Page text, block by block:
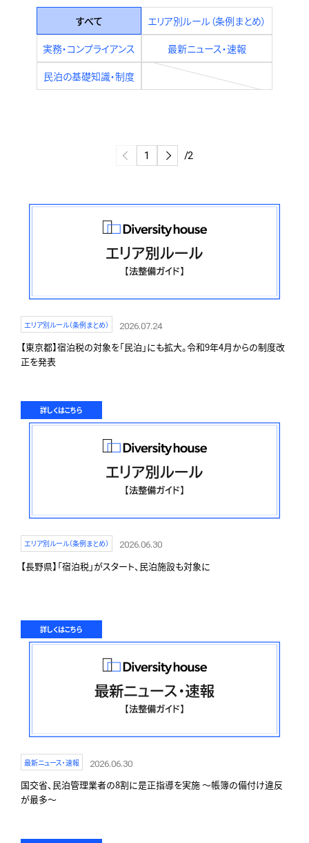
すべて
エリア別ルール（条例まとめ）
実務・コンプライアンス
最新ニュース・速報
民泊の基礎知識・制度
/2
エリア別ルール（条例まとめ） 2026.07.24
【東京都】宿泊税の対象を「民泊」にも拡大。令和9年4月からの制度改
正を発表
詳しくはこちら
エリア別ルール（条例まとめ） 2026.06.30
【長野県】「宿泊税」がスタート、民泊施設も対象に
詳しくはこちら
最新ニュース・速報 2026.06.30
国交省、民泊管理業者の8割に是正指導を実施 〜帳簿の備付け違反
が最多〜